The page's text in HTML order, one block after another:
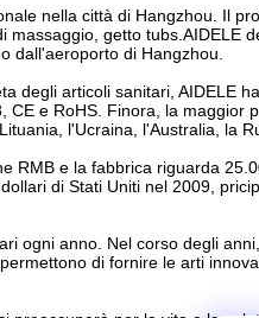
nella città di Hangzhou. Il
getto tubs.AIDELE
dall'aeroporto di Hangzhou.
degli articoli sanitari, AIDELE
e RoHS. Finora, la maggior
l'Ucraina, l'Australia, la
RMB e la fabbrica riguarda
di Stati Uniti nel 2009,
ogni anno. Nel corso degli
di fornire le arti